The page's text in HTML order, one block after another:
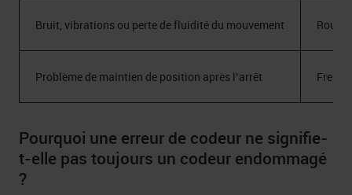
Bruit, vibrations ou perte de fluidité du mouvement
Problème de maintien de position après l’arrêt Frein
Pourquoi une erreur de codeur ne signifie-
t-elle pas toujours un codeur endommagé
?